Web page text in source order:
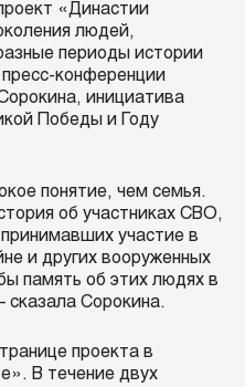
«Династии
людей,
периоды истории
конференции
инициатива
Победы и Году
понятие, чем семья.
об участниках СВО,
участие в
и других вооруженных
память об этих людях в
сказала Сорокина.
проекта в
В течение двух